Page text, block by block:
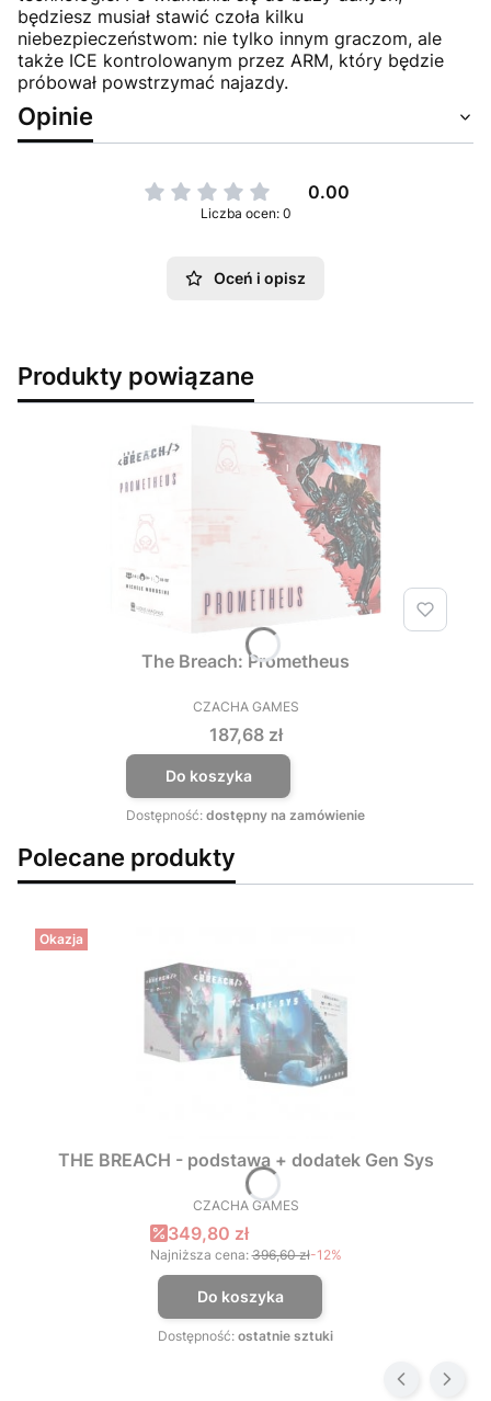
będziesz musiał stawić czoła kilku
niebezpieczeństwom: nie tylko innym graczom, ale
także ICE kontrolowanym przez ARM, który będzie
próbował powstrzymać najazdy.
Opinie
0.00
Liczba ocen: 0
Oceń i opisz
Produkty powiązane
The Breach: Prometheus
PRODUCENT
CZACHA GAMES
Cena
187,68 zł
Do koszyka
Dostępność: dostępny na zamówienie
Polecane produkty
Okazja
THE BREACH - podstawa + dodatek Gen Sys
PRODUCENT
CZACHA GAMES
Cena promocyjna
349,80 zł
Najniższa cena: 396,60 zł-12%
Do koszyka
Dostępność: ostatnie sztuki